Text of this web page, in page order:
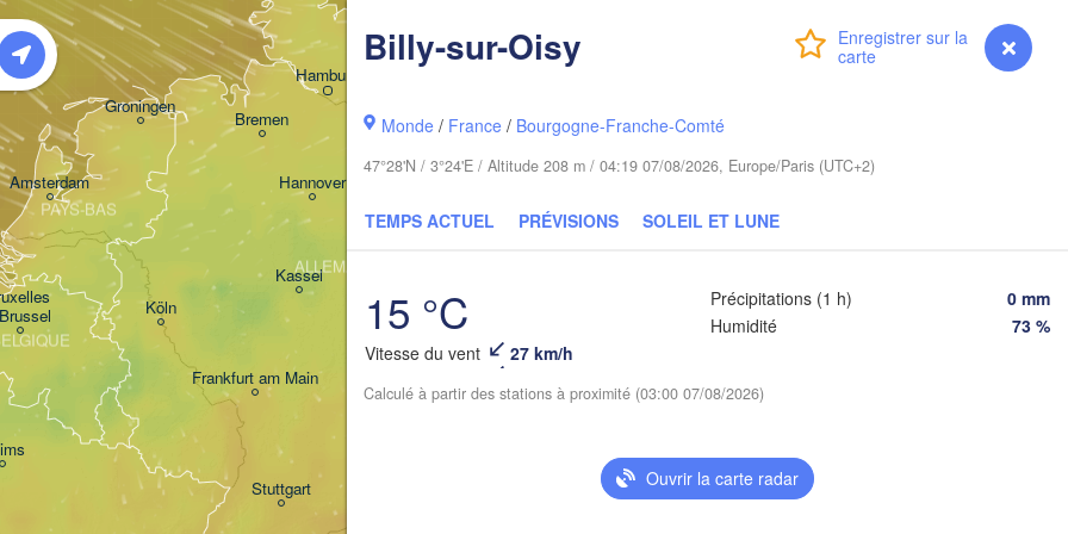
Connexion Premium myVentusky Prévisions
Billy-sur-Oisy
Monde / France / Bourgogne-Franche-Comté
47°28'N / 3°24'E / Altitude 208 m / 04:19 07/08/2026, Europe/Paris (UTC+2)
TEMPS ACTUEL PRÉVISIONS SOLEIL ET LUNE
15 °C
Vitesse du vent 27 km/h
Précipitations (1 h)
0 mm
Humidité
73 %
Calculé à partir des stations à proximité (03:00 07/08/2026)
Ouvrir la carte radar
Hamburg
Köln
Amsterdam
Frankfurt am Main
Bremen
Hannover
Kassel
Groningen
ALLEMAGNE
PAYS-BAS
Stuttgart
Berlin
Wrocław
Poznań
Olsztyn
Zielona Góra
Brno